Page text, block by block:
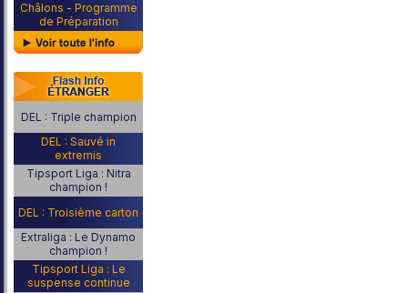
Châlons - Programme
de Préparation
DEL : Triple champion
DEL : Sauvé in
extremis
Tipsport Liga : Nitra
champion !
DEL : Troisième carton
Extraliga : Le Dynamo
champion !
Tipsport Liga : Le
suspense continue